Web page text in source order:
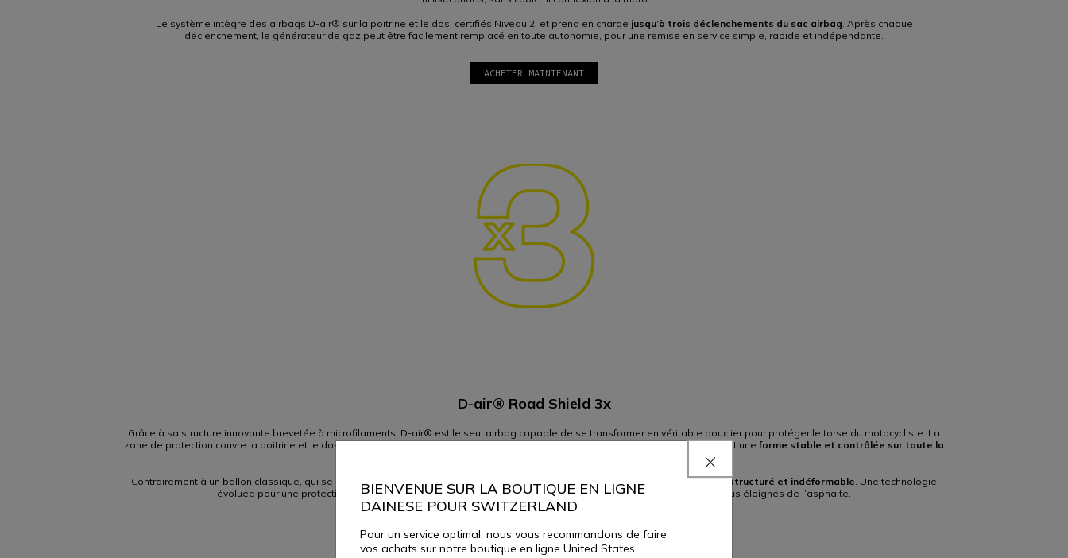
Le système intègre des airbags D-air® sur la poitrine et le dos, certifiés Niveau 2, et prend en charge jusqu’à trois déclenchements du sac airbag . Après chaque
déclenchement, le générateur de gaz peut être facilement remplacé en toute autonomie, pour une remise en service simple, rapide et indépendante.
ACHETER MAINTENANT
D-air® Road Shield 3x
Grâce à sa structure innovante brevetée à microfilaments, D-air® est le seul airbag capable de se transformer en véritable bouclier pour protéger le torse du motocycliste. La
zone de protection couvre la poitrine et le dos, tout en maintenant une épaisseur uniforme une fois le sac gonflé et en garantissant une forme stable et contrôlée sur toute la
Contrairement à un ballon classique, qui se déforme et se dilate vers d’autres zones lorsqu’il est comprimé, le sac D-air® restestructuré et indéformable. Une technologie
évoluée pour une protection essentielle, discrète et toujours prête : sur route, en ville et sur les parcours les plus éloignés de l’asphalte.
Activation ultra-rapide
BIENVENUE SUR LA BOUTIQUE EN LIGNE
DAINESE POUR SWITZERLAND
Pour un service optimal, nous vous recommandons de faire
vos achats sur notre boutique en ligne United States.